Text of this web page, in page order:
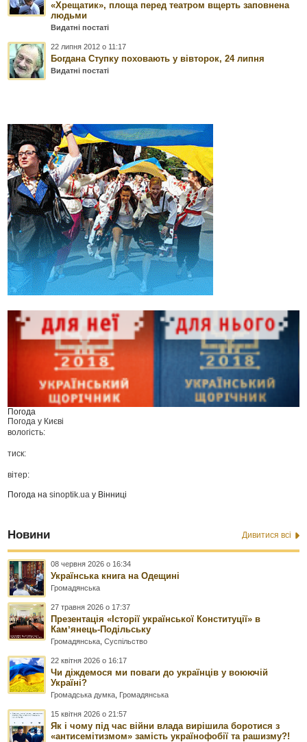
«Хрещатик», площа перед театром вщерть заповнена
людьми
Видатні постаті
22 липня 2012 о 11:17
Богдана Ступку поховають у вівторок, 24 липня
Видатні постаті
Погода
Погода у Києві
вологість:
тиск:
вітер:
Погода наsinoptik.ua у Вінниці
Новини Дивитися всі
08 червня 2026 о 16:34
Українська книга на Одещині
Громадянська
27 травня 2026 о 17:37
Презентація «Історії української Конституції» в
Камʼянець-Подільську
Громадянська ,Суспільство
22 квітня 2026 о 16:17
Чи діждемося ми поваги до українців у воюючій
Україні?
Громадська думка Громадянська
15 квітня 2026 о 21:57
Як і чому під час війни влада вирішила боротися з
«антисемітизмом» замість українофобії та рашизму?!